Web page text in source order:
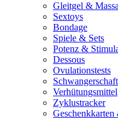
Gleitgel &
Sextoys
Bondage
Spiele & Sets
Potenz &
Dessous
Ovulationstests
Verhütungsmittel
Zyklustracker